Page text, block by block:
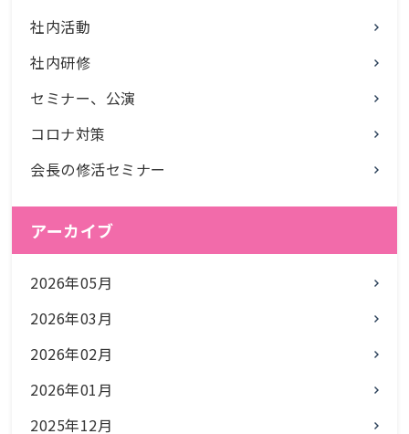
社内活動
社内研修
セミナー、公演
コロナ対策
会長の修活セミナー
アーカイブ
2026年05月
2026年03月
2026年02月
2026年01月
2025年12月